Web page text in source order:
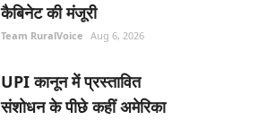
कैबिनेट की मंजूरी
Team RuralVoice Aug 6, 2026
UPI कानून में प्रस्तावित
संशोधन के पीछे कहीं अमेरिका